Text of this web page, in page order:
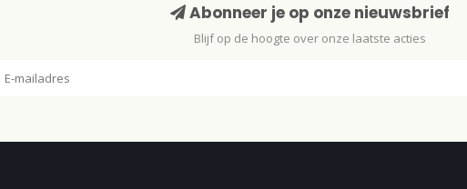
Abonneer je op onze nieuwsbrief
Blijf op de hoogte over onze laatste acties